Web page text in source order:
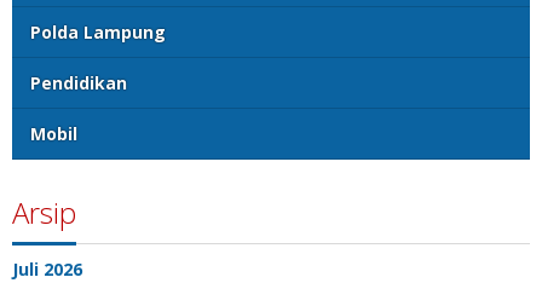
Polda Lampung
Pendidikan
Mobil
Arsip
Juli 2026